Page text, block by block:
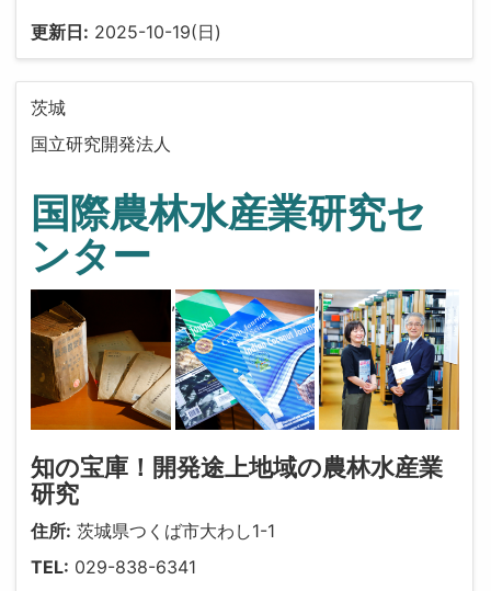
更新日: 2025-10-19(日)
茨城
国立研究開発法人
国際農林水産業研究セ
ンター
, ,
知の宝庫！開発途上地域の農林水産業
研究
住所: 茨城県つくば市大わし1-1
TEL: 029-838-6341